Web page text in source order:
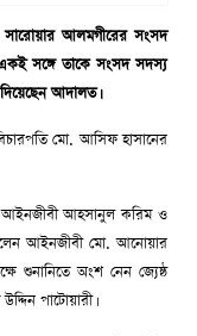
সারোয়ার আলমগীরের সংসদ
একই সঙ্গে তাকে সংসদ সদস্য
আদালত।
মো. আসিফ হাসানের
আইনজীবী আহসানুল করিম ও
আইনজীবী মো. আনোয়ার
শুনানিতে অংশ নেন জ্যেষ্ঠ
পাটোয়ারী।